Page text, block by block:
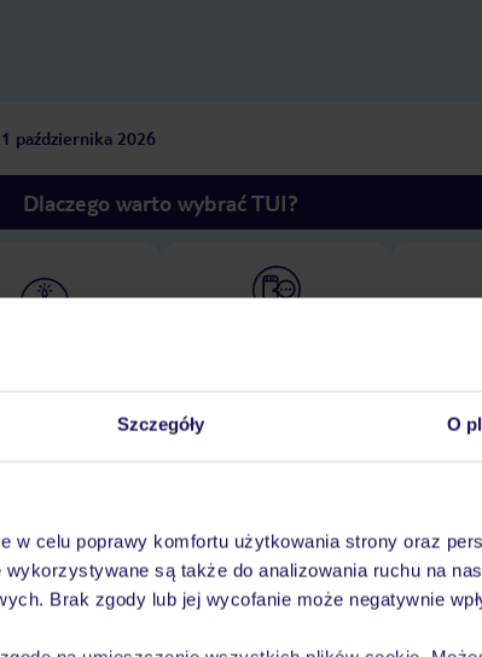
Szczegóły O
w celu poprawy komfortu użytkowania strony oraz
są także do analizowania ruchu na
Brak zgody lub jej wycofanie może negatywnie
października 2026
Dlaczego warto wybrać TUI?
10 000
zewnętrzny, ze słodką wodą, podgrzewany: październik -